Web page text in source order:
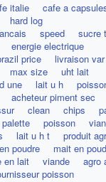
italie cafe a
hard log
speed
sucre
energie electrique
price livraison var
max size
uht lait
une
lait u h
acheteur piment sec
clean chips
palette poisson
lait u h t
produit
poudre
mait en
en lait viande
agro
poisson